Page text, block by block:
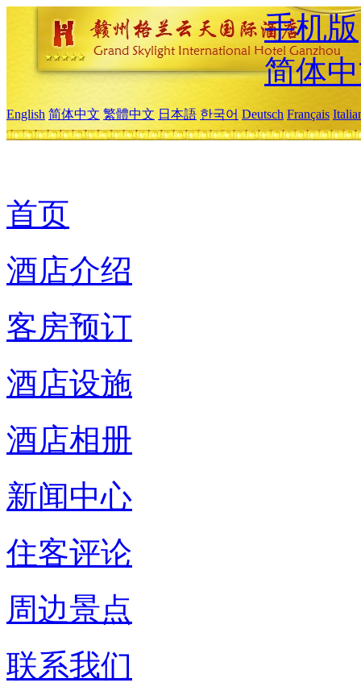
手机版
简体
English 简体中文 繁體中文 日本語 한국어 Deutsch Français
首页
酒店介绍
客房预订
酒店设施
酒店相册
新闻中心
住客评论
周边景点
联系我们